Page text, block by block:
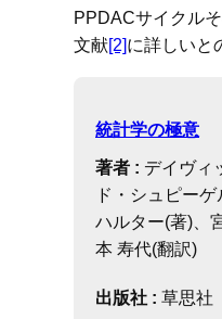
PPDACサイクル
文献[2]に詳しいと
統計学の極意
著者 : デイヴィ
ド・シュピーゲ
ハルター(著)、
本 寿代(翻訳)
出版社 : 草思社